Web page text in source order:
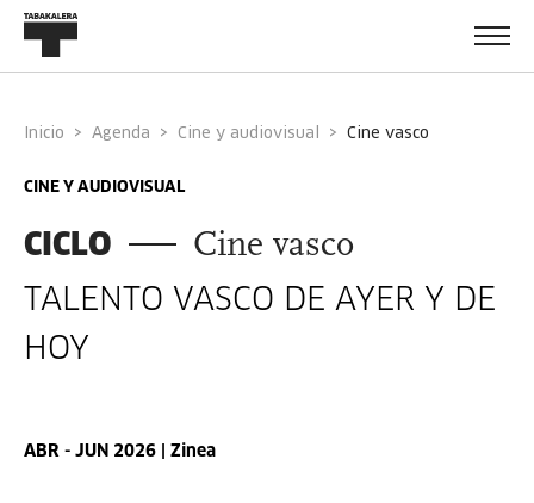
Inicio Agenda Cine y audiovisual cine vasco
CINE Y AUDIOVISUAL
CICLO Cine vasco
TALENTO VASCO DE AYER Y DE
HOY
ABR - JUN 2026 | Zinea